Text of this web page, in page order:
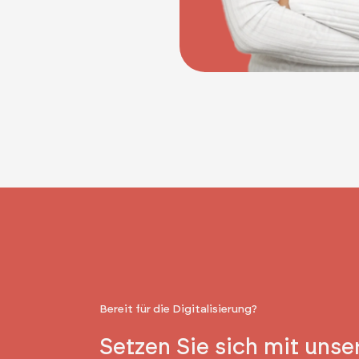
Bereit für die Digitalisierung?
Setzen Sie sich mit